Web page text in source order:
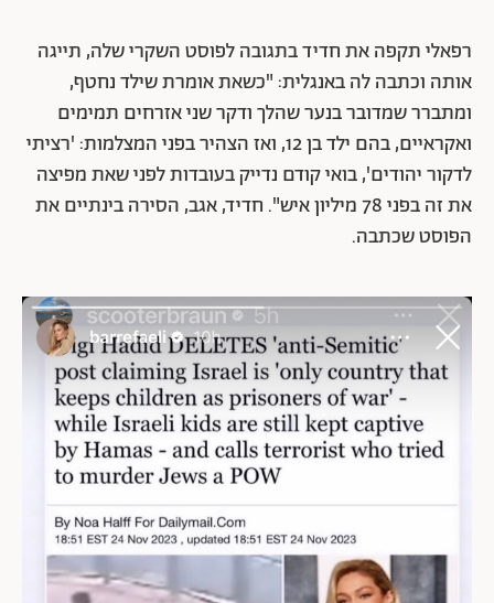
רפאלי תקפה את חדיד בתגובה לפוסט השקרי שלה, תייגה
אותה וכתבה לה באנגלית: "כשאת אומרת שילד נחטף,
ומתברר שמדובר בנער שהלך ודקר שני אזרחים תמימים
ואקראיים, בהם ילד בן 12, ואז הצהיר בפני המצלמות: 'רציתי
לדקור יהודים', בואי קודם נדייק בעובדות לפני שאת מפיצה
את זה בפני 78 מיליון איש". חדיד, אגב, הסירה בינתיים את
הפוסט שכתבה.